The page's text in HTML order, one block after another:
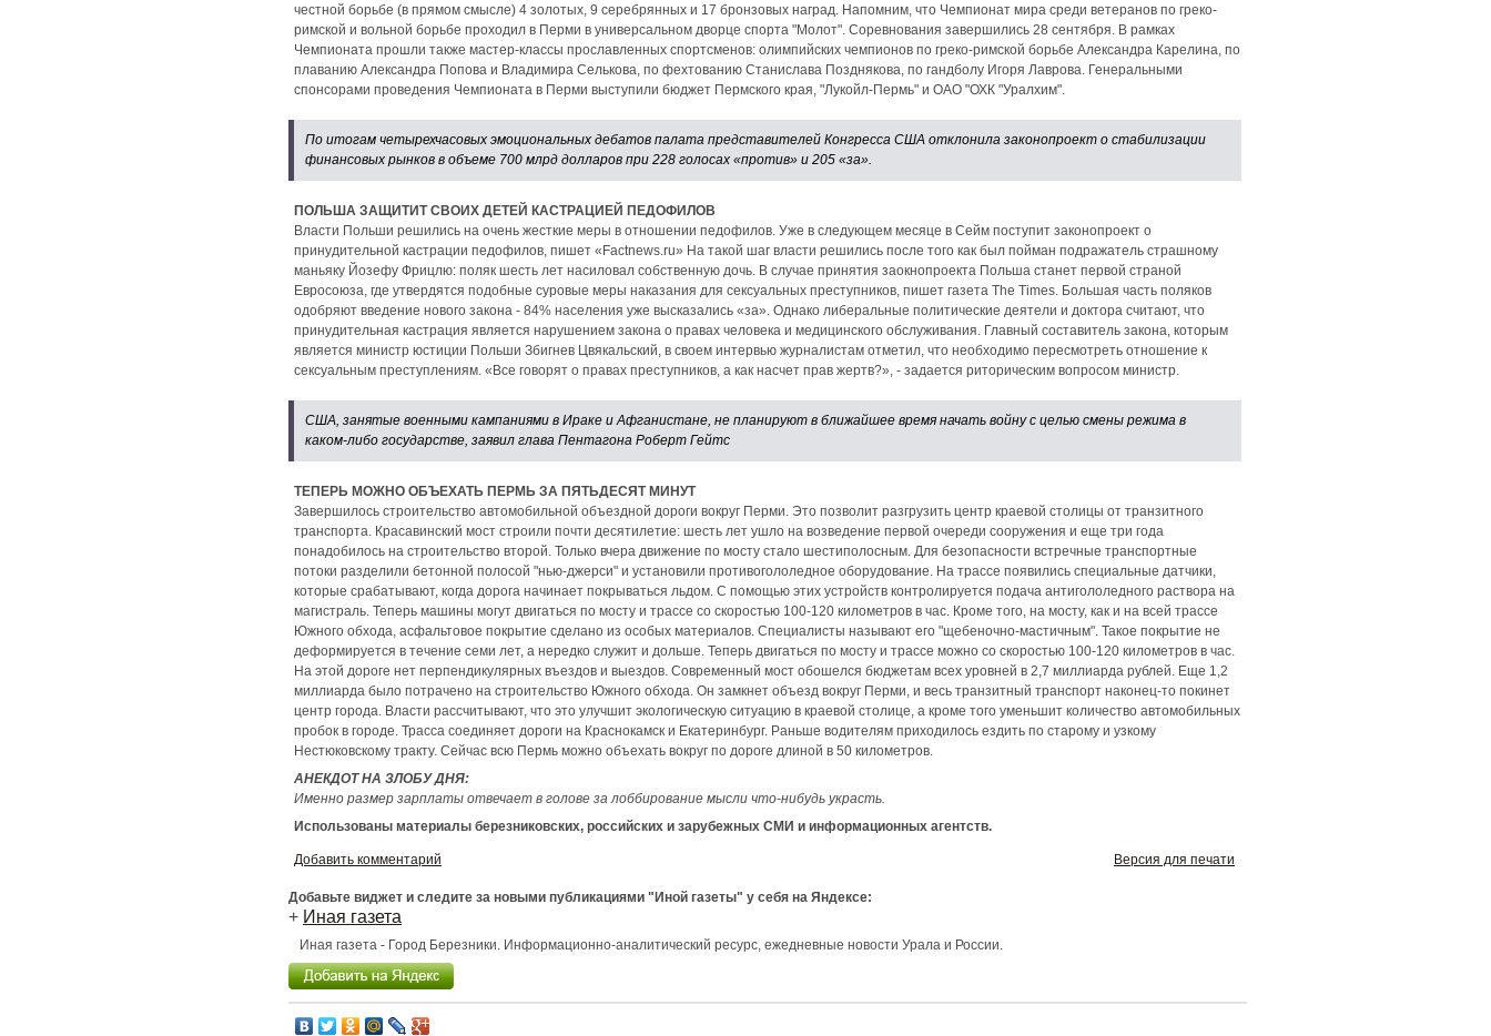
честной борьбе (в прямом смысле) 4 золотых, 9 серебрянных и 17 бронзовых наград. Напомним, что Чемпионат мира среди ветеранов по греко-
римской и вольной борьбе проходил в Перми в универсальном дворце спорта "Молот". Соревнования завершились 28 сентября. В рамках
Чемпионата прошли также мастер-классы прославленных спортсменов: олимпийских чемпионов по греко-римской борьбе Александра Карелина, по
плаванию Александра Попова и Владимира Селькова, по фехтованию Станислава Позднякова, по гандболу Игоря Лаврова. Генеральными
спонсорами проведения Чемпионата в Перми выступили бюджет Пермского края, "Лукойл-Пермь" и ОАО "ОХК "Уралхим".
По итогам четырехчасовых эмоциональных дебатов палата представителей Конгресса США отклонила законопроект о стабилизации
финансовых рынков в объеме 700 млрд долларов при 228 голосах «против» и 205 «за».
ПОЛЬША ЗАЩИТИТ СВОИХ ДЕТЕЙ КАСТРАЦИЕЙ ПЕДОФИЛОВ
Власти Польши решились на очень жесткие меры в отношении педофилов. Уже в следующем месяце в Сейм поступит законопроект о
принудительной кастрации педофилов, пишет «Factnews.ru» На такой шаг власти решились после того как был пойман подражатель страшному
маньяку Йозефу Фрицлю: поляк шесть лет насиловал собственную дочь. В случае принятия заокнопроекта Польша станет первой страной
Евросоюза, где утвердятся подобные суровые меры наказания для сексуальных преступников, пишет газета The Times. Большая часть поляков
одобряют введение нового закона - 84% населения уже высказались «за». Однако либеральные политические деятели и доктора считают, что
принудительная кастрация является нарушением закона о правах человека и медицинского обслуживания. Главный составитель закона, которым
является министр юстиции Польши Збигнев Цвякальский, в своем интервью журналистам отметил, что необходимо пересмотреть отношение к
сексуальным преступлениям. «Все говорят о правах преступников, а как насчет прав жертв?», - задается риторическим вопросом министр.
США, занятые военными кампаниями в Ираке и Афганистане, не планируют в ближайшее время начать войну с целью смены режима в
каком-либо государстве, заявил глава Пентагона Роберт Гейтс
ТЕПЕРЬ МОЖНО ОБЪЕХАТЬ ПЕРМЬ ЗА ПЯТЬДЕСЯТ МИНУТ
Завершилось строительство автомобильной объездной дороги вокруг Перми. Это позволит разгрузить центр краевой столицы от транзитного
транспорта. Красавинский мост строили почти десятилетие: шесть лет ушло на возведение первой очереди сооружения и еще три года
понадобилось на строительство второй. Только вчера движение по мосту стало шестиполосным. Для безопасности встречные транспортные
потоки разделили бетонной полосой "нью-джерси" и установили противогололедное оборудование. На трассе появились специальные датчики,
которые срабатывают, когда дорога начинает покрываться льдом. С помощью этих устройств контролируется подача антигололедного раствора на
магистраль. Теперь машины могут двигаться по мосту и трассе со скоростью 100-120 километров в час. Кроме того, на мосту, как и на всей трассе
Южного обхода, асфальтовое покрытие сделано из особых материалов. Специалисты называют его "щебеночно-мастичным". Такое покрытие не
деформируется в течение семи лет, а нередко служит и дольше. Теперь двигаться по мосту и трассе можно со скоростью 100-120 километров в час.
На этой дороге нет перпендикулярных въездов и выездов. Современный мост обошелся бюджетам всех уровней в 2,7 миллиарда рублей. Еще 1,2
миллиарда было потрачено на строительство Южного обхода. Он замкнет объезд вокруг Перми, и весь транзитный транспорт наконец-то покинет
центр города. Власти рассчитывают, что это улучшит экологическую ситуацию в краевой столице, а кроме того уменьшит количество автомобильных
пробок в городе. Трасса соединяет дороги на Краснокамск и Екатеринбург. Раньше водителям приходилось ездить по старому и узкому
Нестюковскому тракту. Сейчас всю Пермь можно объехать вокруг по дороге длиной в 50 километров.
АНЕКДОТ НА ЗЛОБУ ДНЯ:
Именно размер зарплаты отвечает в голове за лоббирование мысли что-нибудь украсть.
Использованы материалы березниковских, российских и зарубежных СМИ и информационных агентств.
Добавить комментарий Версия для печати
Добавьте виджет и следите за новыми публикациями "Иной газеты" у себя на Яндексе:
+ Иная газета
Иная газета - Город Березники. Информационно-аналитический ресурс, ежедневные новости Урала и России.